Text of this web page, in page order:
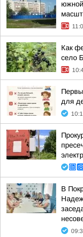
Как
село
для
В